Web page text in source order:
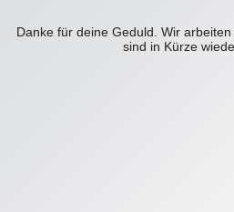
Danke für deine Geduld. Wir
sind in Kürze